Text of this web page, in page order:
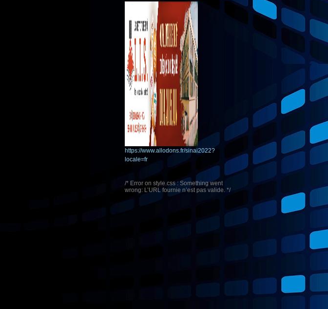
https://www.allodons.fr/sinai2022?
locale=fr
/* Error on style.css : Something went
wrong: L’URL fournie n’est pas valide. */